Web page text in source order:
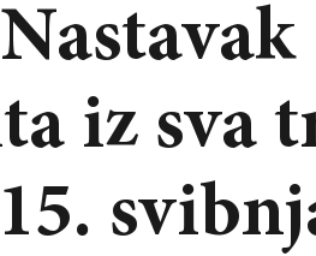
iz sva